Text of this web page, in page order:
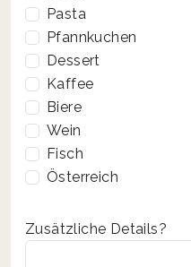
Pasta
Pfannkuchen
Dessert
Kaffee
Biere
Wein
Fisch
Österreich
Zusätzliche Details?